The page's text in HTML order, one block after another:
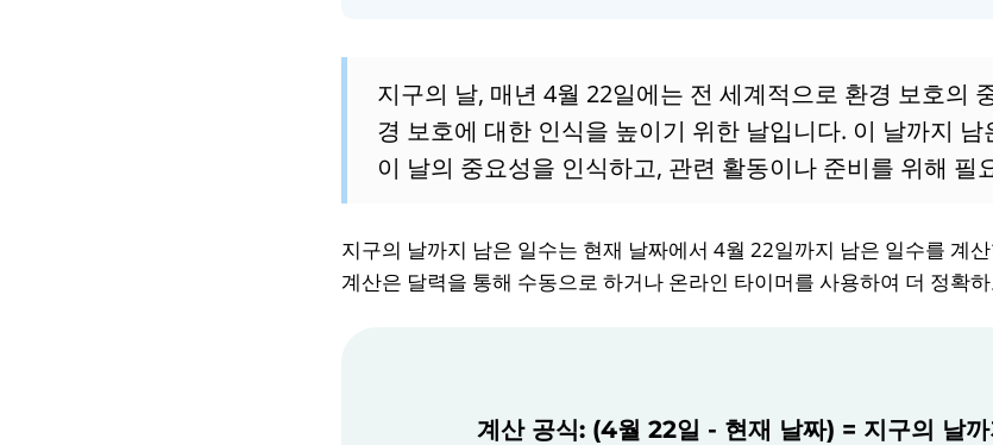
지구의 날, 매년 4월 22일에는 전 세계적으로 환경 보호의
경 보호에 대한 인식을 높이기 위한 날입니다. 이 날까지
이 날의 중요성을 인식하고, 관련 활동이나 준비를 위해 필
지구의 날까지 남은 일수는 현재 날짜에서 4월 22일까지 남은 일수를 계
계산은 달력을 통해 수동으로 하거나 온라인 타이머를 사용하여 더 정확
계산 공식: (4월 22일 - 현재 날짜) = 지구의 날